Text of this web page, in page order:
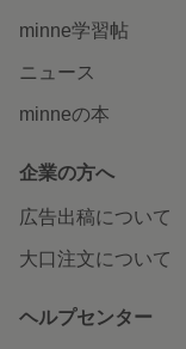
minne学習帖
ニュース
minneの本
企業の方へ
広告出稿について
大口注文について
ヘルプセンター